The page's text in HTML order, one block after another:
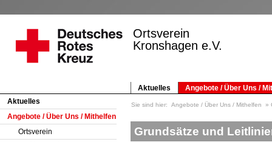
Ortsverein
Kronshagen e.V.
Aktuelles
Angebote / Über Uns /
Aktuelles
Angebote / Über Uns / Mithelfen
Ortsverein
Sie sind hier: Angebote / Über Uns / Mithelfen
Grundsätze und